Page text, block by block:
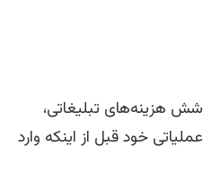
هزینه‌های تبلیغاتی،
خود قبل از اینکه وارد